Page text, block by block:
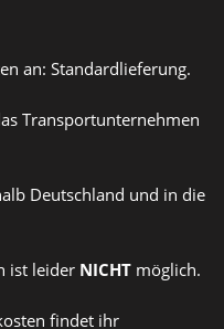
an: Standardlieferung.
Transportunternehmen
Deutschland und in die
ist leider NICHT möglich.
findet ihr